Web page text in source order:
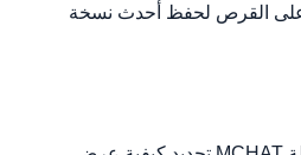
القرص لحفظ أحدث نسخة